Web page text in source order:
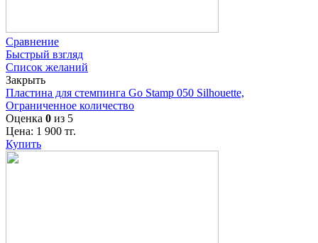
Сравнение
Быстрый взгляд
Список желаний
Закрыть
Пластина для стемпинга Go Stamp 050 Silhouette,
Ограниченное количество
Оценка 0 из 5
Цена: 1 900 тг.
Купить